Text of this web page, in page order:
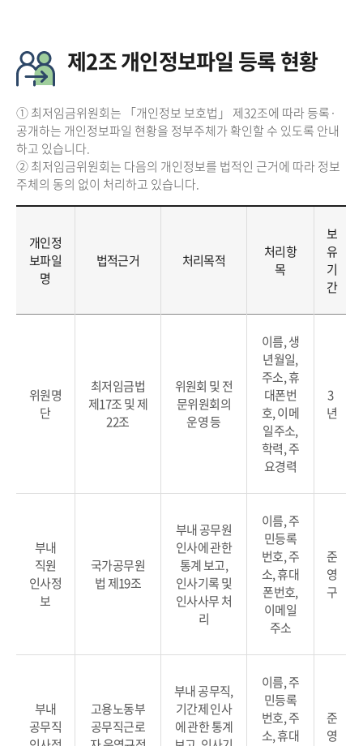
제2조 개인정보파일 등록 현황
① 최저임금위원회는 「개인정보 보호법」 제32조에 따라 등록·
공개하는 개인정보파일 현황을 정부주체가 확인할 수 있도록 안내
하고 있습니다.
② 최저임금위원회는 다음의 개인정보를 법적인 근거에 따라 정보
주체의 동의 없이 처리하고 있습니다.
개인정
보파일
명
법적근거 처리목적
처리항
목
보
유
기
간
위원명
단
최저임금법
제17조 및 제
22조
위원회 및 전
문위원회의
운영 등
이름, 생
년월일,
주소, 휴
대폰번
호, 이메
일주소,
학력, 주
요경력
3
년
부내
직원
인사정
보
국가공무원
법 제19조
부내 공무원
인사에 관한
통계 보고,
인사기록 및
인사사무 처
리
이름, 주
민등록
번호, 주
소, 휴대
폰번호,
이메일
주소
준
영
구
부내
공무직
고용노동부
공무직근로
부내 공무직,
기간제 인사
에 관한 통계
이름, 주
민등록
번호, 주
소, 휴대
준
영